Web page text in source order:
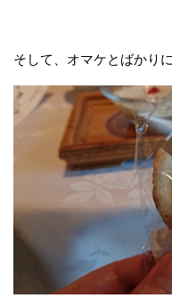
そして、オマケとばかり